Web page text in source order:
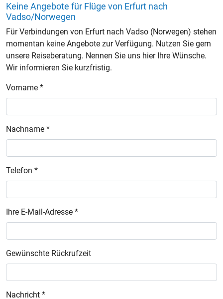
Keine Angebote für Flüge von Erfurt nach
Vadso/Norwegen
Für Verbindungen von Erfurt nach Vadso (Norwegen) stehen
momentan keine Angebote zur Verfügung. Nutzen Sie gern
unsere Reiseberatung. Nennen Sie uns hier Ihre Wünsche.
Wir informieren Sie kurzfristig.
Vorname *
Nachname *
Telefon *
Ihre E-Mail-Adresse *
Gewünschte Rückrufzeit
Nachricht *